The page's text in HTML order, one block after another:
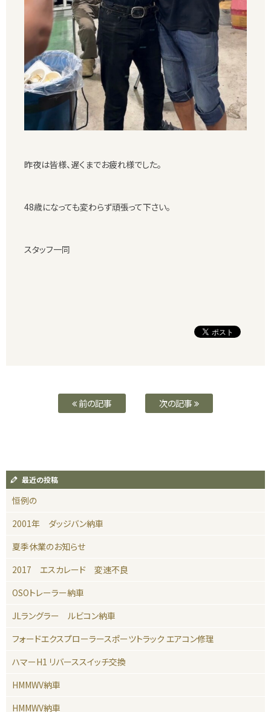
昨夜は皆様、遅くまでお疲れ様でした。
48歳になっても変わらず頑張って下さい。
スタッフ一同
前の記事 次の記事
最近の投稿
恒例の
2001年 ダッジバン納車
夏季休業のお知らせ
2017 エスカレード 変速不良
OSOトレーラー納車
JLラングラー ルビコン納車
フォードエクスプローラースポーツトラック エアコン修理
ハマーH1 リバーススイッチ交換
HMMWV納車
HMMWV納車